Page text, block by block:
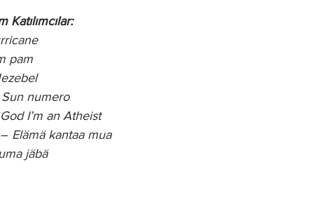
Katılımcılar:
pam
Sun numero
I’m an Atheist
– Elämä kantaa mua
jäbä